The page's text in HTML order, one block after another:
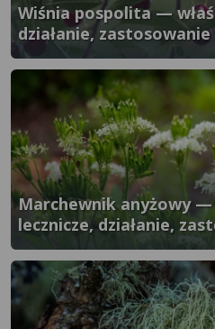
}" />
Wiśnia pospolita —
działanie, zastosowanie
}" />
Marchewnik anyżowy —
lecznicze, działanie,